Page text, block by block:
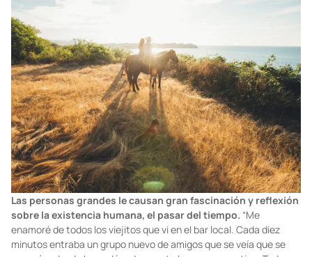
Las personas grandes le causan gran fascinación y reflexión
sobre la existencia humana, el pasar del tiempo. “Me
enamoré de todos los viejitos que vi en el bar local. Cada diez
minutos entraba un grupo nuevo de amigos que se veía que se